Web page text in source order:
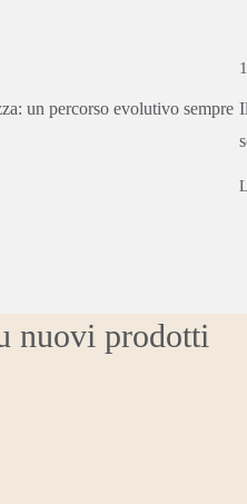
un percorso evolutivo sempre
nuovi prodotti